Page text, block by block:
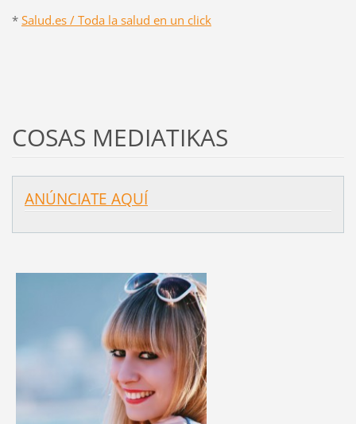
* Salud.es / Toda la salud en un click
COSAS MEDIATIKAS
ANÚNCIATE AQUÍ